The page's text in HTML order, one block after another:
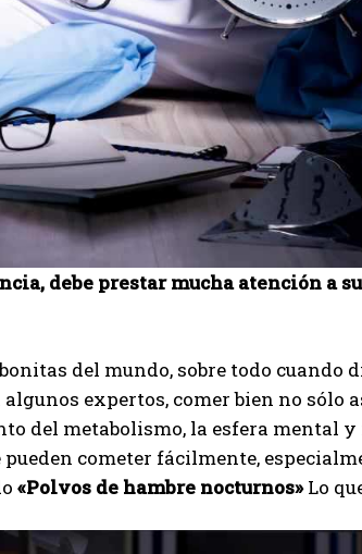
debe prestar mucha atención a
del mundo, sobre todo cuando
expertos, comer bien no sólo
del metabolismo, la esfera mental y
cometer fácilmente,
«Polvos de hambre nocturnos»Lo